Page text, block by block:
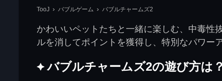
TooJ バブルゲーム バブルチャームズ2
かわいいペットたちと一緒に楽しむ、中毒性
ルを消してポイントを獲得し、特別なパワー
バブルチャームズ2の遊び方は？